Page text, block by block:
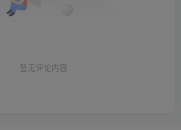
暂无评论内容